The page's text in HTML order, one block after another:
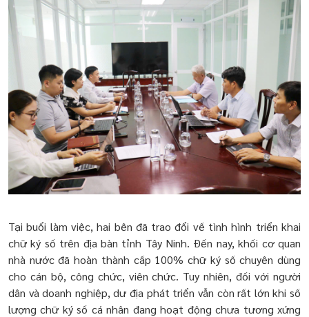
Tại buổi làm việc, hai bên đã trao đổi về tình hình triển khai
chữ ký số trên địa bàn tỉnh Tây Ninh. Đến nay, khối cơ quan
nhà nước đã hoàn thành cấp 100% chữ ký số chuyên dùng
cho cán bộ, công chức, viên chức. Tuy nhiên, đối với người
dân và doanh nghiệp, dư địa phát triển vẫn còn rất lớn khi số
lượng chữ ký số cá nhân đang hoạt động chưa tương xứng